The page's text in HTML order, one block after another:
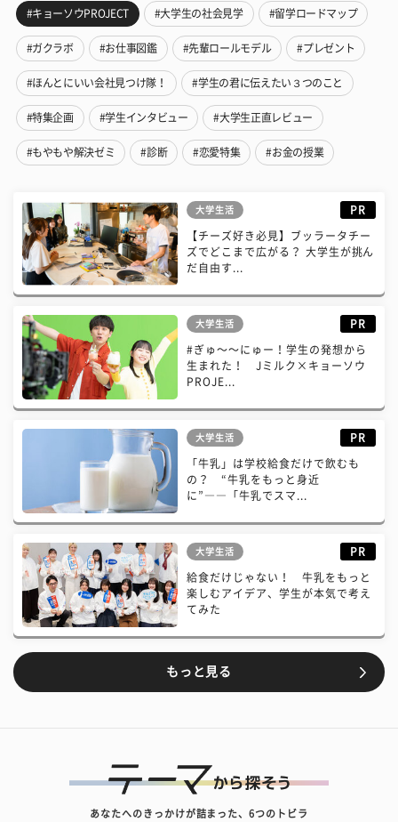
#キョーソウPROJECT #大学生の社会見学 #留学ロードマップ
#ガクラボ #お仕事図鑑 #先輩ロールモデル #プレゼント
#ほんとにいい会社見つけ隊！ #学生の君に伝えたい３つのこと
#特集企画 #学生インタビュー #大学生正直レビュー
#もやもや解決ゼミ #診断 #恋愛特集 #お金の授業
大学生活 PR
【チーズ好き必見】ブッラータチー
ズでどこまで広がる？ 大学生が挑ん
だ自由す...
大学生活 PR
#ぎゅ〜〜にゅー！学生の発想から
生まれた！ Jミルク×キョーソウ
PROJE...
大学生活 PR
「牛乳」は学校給食だけで飲むも
の？ “牛乳をもっと身近
に”――「牛乳でスマ...
大学生活 PR
給食だけじゃない！ 牛乳をもっと
楽しむアイデア、学生が本気で考え
てみた
もっと見る
あなたへのきっかけが詰まった、6つのトビラ